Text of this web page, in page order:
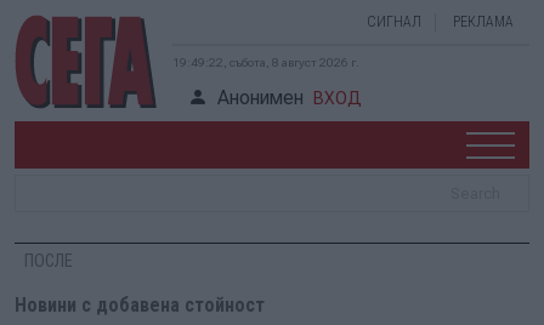
СИГНАЛ РЕКЛАМА
19:49:23, събота, 8 август 2026 г.
Анонимен ВХОД
ПОСЛЕ
Новини с добавена стойност